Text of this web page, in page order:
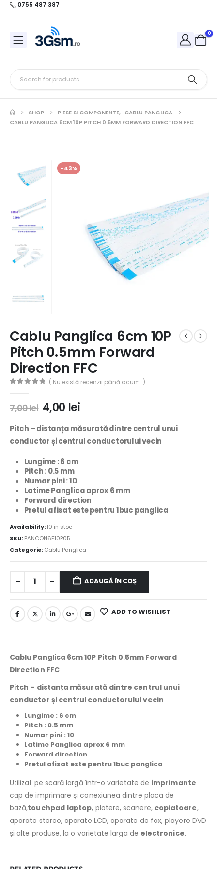
0755 487 387
0
SHOP PIESE SI COMPONENTE, CABLU PANGLICA
CABLU PANGLICA 6CM 10P PITCH 0.5MM FORWARD DIRECTION FFC
-43%
Cablu Panglica 6cm 10P
Pitch 0.5mm Forward
Direction FFC
( Nu există recenzii până acum. )
7,00lei 4,00 lei
Pitch –distanța măsurată dintre centrul unui
conductor și centrul conductorului vecin
Lungime : 6 cm
Pitch : 0.5 mm
Numar pini : 10
Latime Panglica aprox 6 mm
Forward direction
Pretul afisat este pentru 1buc panglica
Availability:10 în stoc
SKU:PANCON6F10P05
Categorie:Cablu Panglica
ADAUGĂ ÎN COȘ
ADD TO WISHLIST
Cablu Panglica 6cm 10P Pitch 0.5mm Forward
Direction FFC
Pitch – distanța măsurată dintre centrul unui
conductor și centrul conductorului vecin
Lungime : 6 cm
Pitch : 0.5 mm
Numar pini : 10
Latime Panglica aprox 6 mm
Forward direction
Pretul afisat este pentru 1buc panglica
Utilizat pe scară largă într-o varietate de imprimante
cap de imprimare și conexiunea dintre placa de
bază,touchpad laptop, plotere, scanere, copiatoare,
aparate stereo, aparate LCD, aparate de fax, playere DVD
și alte produse, la o varietate larga de electronice.